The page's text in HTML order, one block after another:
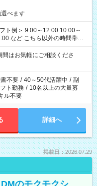
べます
の時間帯も
はお気軽にご相談くださ
不要 / 40～50代活躍中 / 副
ト勤務 / 10名以上の大量募
ル不要
詳細へ
掲載日：2026.07.29
のモクモクシ